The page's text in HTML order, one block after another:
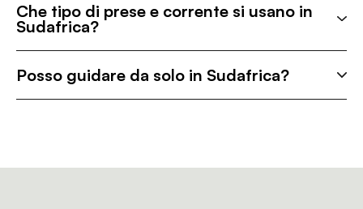
Che tipo di prese e corrente si usano in
Sudafrica?
Posso guidare da solo in Sudafrica?